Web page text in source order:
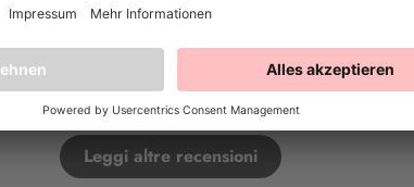
Valutazione completa
Leggi altre recensioni